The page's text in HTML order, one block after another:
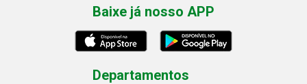
Baixe já nosso APP
Departamentos